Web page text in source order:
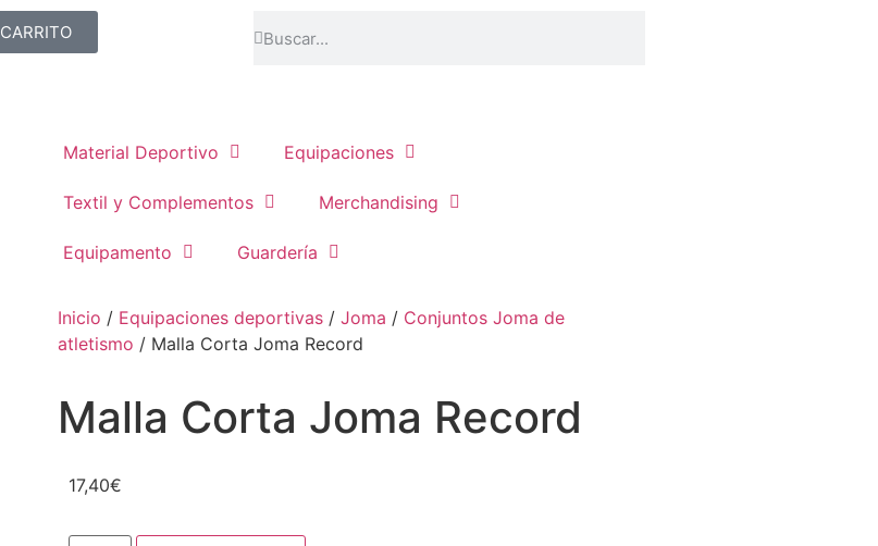
CARRITO
Material Deportivo Equipaciones
Textil y Complementos Merchandising
Equipamento Guardería
Inicio / Equipaciones deportivas / Joma / Conjuntos Joma de
atletismo / Malla Corta Joma Record
Malla Corta Joma Record
17,40€